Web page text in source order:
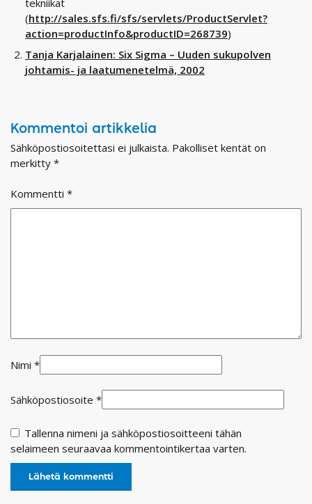
tekniikat
(http://sales.sfs.fi/sfs/servlets/ProductServlet?
action=productInfo&productID=268739)
Tanja Karjalainen: Six Sigma – Uuden sukupolven
johtamis- ja laatumenetelmä, 2002
Kommentoi artikkelia
Sähköpostiosoitettasi ei julkaista. Pakolliset kentät on
merkitty *
Kommentti *
Nimi *
Sähköpostiosoite *
Tallenna nimeni ja sähköpostiosoitteeni tähän
selaimeen seuraavaa kommentointikertaa varten.